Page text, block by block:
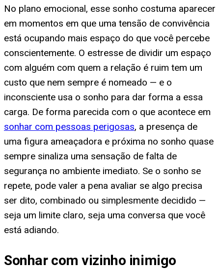
No plano emocional, esse sonho costuma aparecer
em momentos em que uma tensão de convivência
está ocupando mais espaço do que você percebe
conscientemente. O estresse de dividir um espaço
com alguém com quem a relação é ruim tem um
custo que nem sempre é nomeado — e o
inconsciente usa o sonho para dar forma a essa
carga. De forma parecida com o que acontece em
sonhar com pessoas perigosas, a presença de
uma figura ameaçadora e próxima no sonho quase
sempre sinaliza uma sensação de falta de
segurança no ambiente imediato. Se o sonho se
repete, pode valer a pena avaliar se algo precisa
ser dito, combinado ou simplesmente decidido —
seja um limite claro, seja uma conversa que você
está adiando.
Sonhar com vizinho inimigo